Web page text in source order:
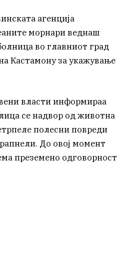
агенција
морнари веднаш
во главниот град
Кастамону за укажување
власти информираа
се надвор од животна
полесни повреди
До овој момент
преземено одговорност